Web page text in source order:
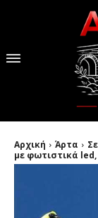
Αρχική Άρτα
με φωτιστικά